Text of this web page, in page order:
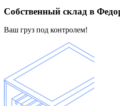
Собственный склад в
Ваш груз под контролем!